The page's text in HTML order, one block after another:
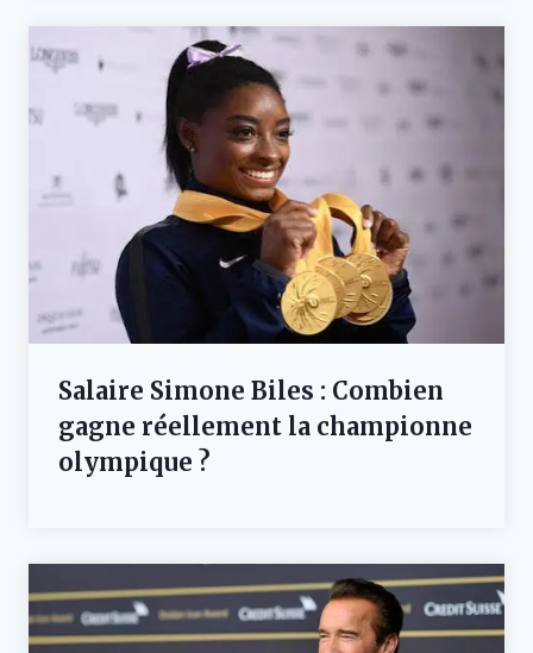
Salaire Simone Biles : Combien
gagne réellement la championne
olympique ?